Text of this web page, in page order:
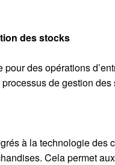
des stocks
des opérations
de gestion
à la technologie des
Cela permet